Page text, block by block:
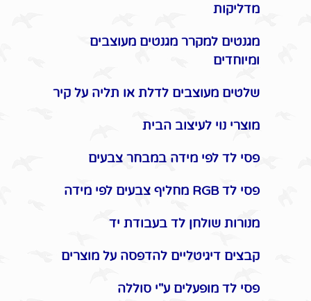
מדליקות
מגנטים למקרר מגנטים מעוצבים
ומיוחדים
שלטים מעוצבים לדלת או תליה על קיר
מוצרי נוי לעיצוב הבית
פסי לד לפי מידה במבחר צבעים
פסי לד RGB מחליף צבעים לפי מידה
מנורות שולחן לד בעבודת יד
קבצים דיגיטליים להדפסה על מוצרים
פסי לד מופעלים ע"י סוללה